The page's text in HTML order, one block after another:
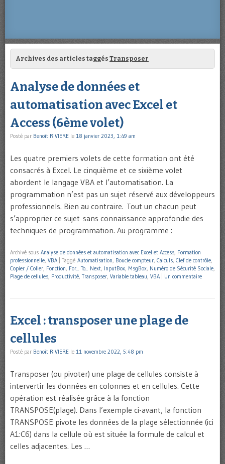
Archives des articles taggés Transposer
Analyse de données et
automatisation avec Excel et
Access (6ème volet)
Posté par Benoît RIVIERE le 18 janvier 2023, 1:49 am
Les quatre premiers volets de cette formation ont été
consacrés à Excel. Le cinquième et ce sixième volet
abordent le langage VBA et l’automatisation. La
programmation n’est pas un sujet réservé aux développeurs
professionnels. Bien au contraire. Tout un chacun peut
s’approprier ce sujet sans connaissance approfondie des
techniques de programmation. Au programme :
Archivé sous Analyse de données et automatisation avec Excel et Access, Formation
professionnelle, VBA Taggé Automatisation, Boucle compteur, Calculs, Clef de contrôle,
Copier / Coller, Fonction, For... To... Next, InputBox, MsgBox, Numéro de Sécurité Sociale,
Plage de cellules, Productivité, Transposer, Variable tableau, VBA Un commentaire
Excel : transposer une plage de
cellules
Posté par Benoît RIVIERE le 11 novembre 2022, 5:48 pm
Transposer (ou pivoter) une plage de cellules consiste à
intervertir les données en colonnes et en cellules. Cette
opération est réalisée grâce à la fonction
TRANSPOSE(plage). Dans l’exemple ci-avant, la fonction
TRANSPOSE pivote les données de la plage sélectionnée (ici
A1:C6) dans la cellule où est située la formule de calcul et
celles adjacentes. Les …